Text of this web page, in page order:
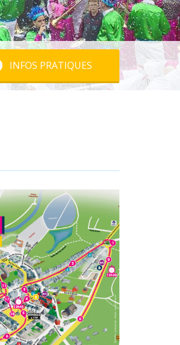
INFOS PRATIQUES